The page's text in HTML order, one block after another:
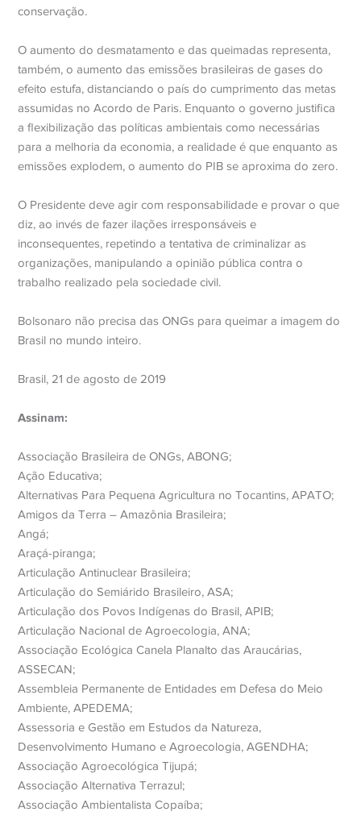
conservação.
O aumento do desmatamento e das queimadas representa,
também, o aumento das emissões brasileiras de gases do
efeito estufa, distanciando o país do cumprimento das metas
assumidas no Acordo de Paris. Enquanto o governo justifica
a flexibilização das políticas ambientais como necessárias
para a melhoria da economia, a realidade é que enquanto as
emissões explodem, o aumento do PIB se aproxima do zero.
O Presidente deve agir com responsabilidade e provar o que
diz, ao invés de fazer ilações irresponsáveis e
inconsequentes, repetindo a tentativa de criminalizar as
organizações, manipulando a opinião pública contra o
trabalho realizado pela sociedade civil.
Bolsonaro não precisa das ONGs para queimar a imagem do
Brasil no mundo inteiro.
Brasil, 21 de agosto de 2019
Assinam:
Associação Brasileira de ONGs, ABONG;
Ação Educativa;
Alternativas Para Pequena Agricultura no Tocantins, APATO;
Amigos da Terra – Amazônia Brasileira;
Angá;
Araçá-piranga;
Articulação Antinuclear Brasileira;
Articulação do Semiárido Brasileiro, ASA;
Articulação dos Povos Indígenas do Brasil, APIB;
Articulação Nacional de Agroecologia, ANA;
Associação Ecológica Canela Planalto das Araucárias,
ASSECAN;
Assembleia Permanente de Entidades em Defesa do Meio
Ambiente, APEDEMA;
Assessoria e Gestão em Estudos da Natureza,
Desenvolvimento Humano e Agroecologia, AGENDHA;
Associação Agroecológica Tijupá;
Associação Alternativa Terrazul;
Associação Ambientalista Copaíba;